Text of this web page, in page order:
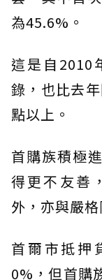
為45.6%。
這是自2010
錄，也比去
點以上。
首購族積極
得更不友善
外，亦與嚴
首爾市抵押
0%，但首購